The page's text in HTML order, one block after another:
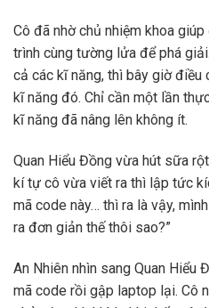
Cô đã nhờ chủ nhiệm khoa
trình cùng tường lửa để phá
cả các kĩ năng, thì bây giờ điều
kĩ năng đó. Chỉ cần một lần
kĩ năng đã nâng lên không ít.
Quan Hiểu Đồng vừa hút sữa
kí tự cô vừa viết ra thì lập tức
mã code này… thì ra là vậy,
ra đơn giản thế thôi sao?”
An Nhiên nhìn sang Quan Hiểu
mã code rồi gập laptop lại. Cô